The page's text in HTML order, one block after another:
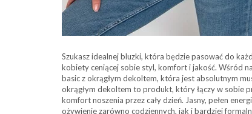
Szukasz idealnej bluzki, która będzie pasować do
kobiety ceniącej sobie styl, komfort i jakość. Wśród
basic z okrągłym dekoltem, która jest absolutnym
okrągłym dekoltem to produkt, który łączy w sobie
komfort noszenia przez cały dzień. Jasny, pełen
ożywienie zarówno codziennych, jak i bardziej